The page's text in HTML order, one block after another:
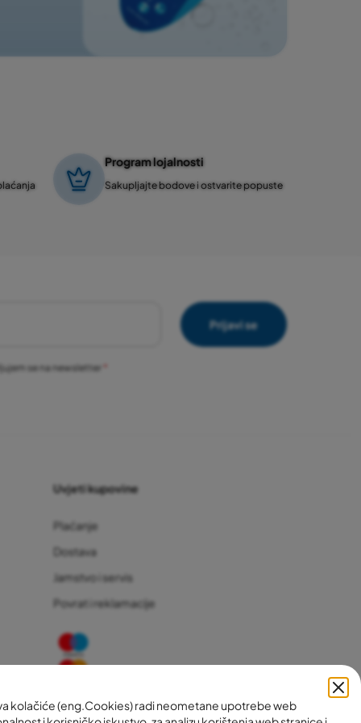
kolačiće (eng.Cookies) radi neometane upotrebe web
Program lojalnosti
Sakupljajte bodove i ostvarite popuste
se na newsletter
Prijavi se
Uvjeti kupovine
Plaćanje
Dostava
Jamstvo i servis
Povrat i reklamacije